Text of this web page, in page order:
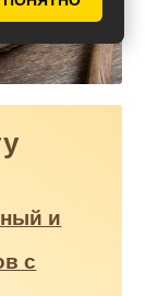
и
с